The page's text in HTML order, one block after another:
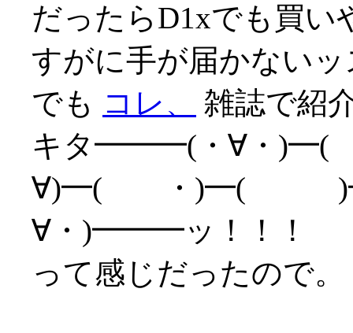
だったらD1xでも買い
すがに手が届かないッ
でも コレ、
雑誌で紹
キタ━━━(・∀・)━(
∀)━( ・)━(
∀・)━━━ッ！！！
って感じだったので。